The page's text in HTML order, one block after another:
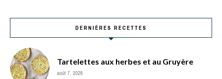
DERNIÈRES RECETTES
Tartelettes aux herbes et au Gruyère
août 7, 2026